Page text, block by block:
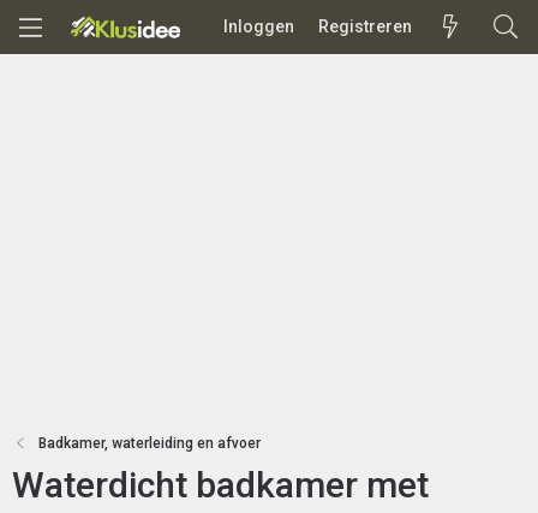
Inloggen Registreren
Badkamer, waterleiding en afvoer
Waterdicht badkamer met